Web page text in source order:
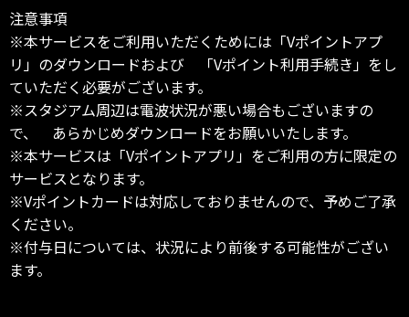
注意事項
※本サービスをご利用いただくためには「Vポイントアプ
リ」のダウンロードおよび 「Vポイント利用手続き」をし
ていただく必要がございます。
※スタジアム周辺は電波状況が悪い場合もございますの
で、 あらかじめダウンロードをお願いいたします。
※本サービスは「Vポイントアプリ」をご利用の方に限定の
サービスとなります。
※Vポイントカードは対応しておりませんので、予めご了承
ください。
※付与日については、状況により前後する可能性がござい
ます。